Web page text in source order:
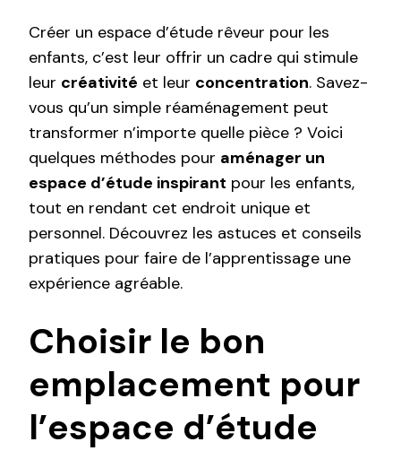
Créer un espace d’étude rêveur pour les
enfants, c’est leur offrir un cadre qui stimule
leur créativité et leur concentration. Savez-
vous qu’un simple réaménagement peut
transformer n’importe quelle pièce ? Voici
quelques méthodes pour aménager un
espace d’étude inspirant pour les enfants,
tout en rendant cet endroit unique et
personnel. Découvrez les astuces et conseils
pratiques pour faire de l’apprentissage une
expérience agréable.
Choisir le bon
emplacement pour
l’espace d’étude